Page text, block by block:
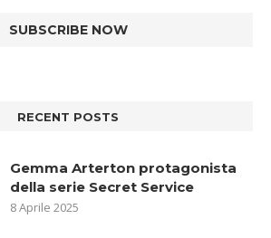
RECENT POSTS
Gemma Arterton protagonista
della serie Secret Service
8 Aprile 2025